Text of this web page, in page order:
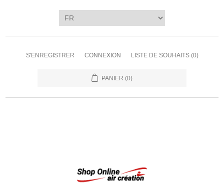
S'ENREGISTRER CONNEXION LISTE DE SOUHAITS (0)
PANIER (0)